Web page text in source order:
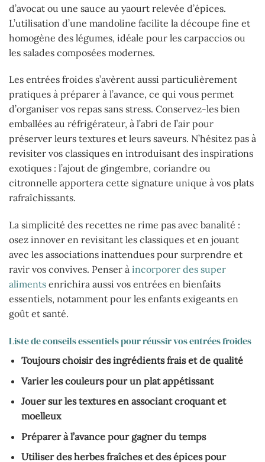
d’avocat ou une sauce au yaourt relevée d’épices.
L’utilisation d’une mandoline facilite la découpe fine et
homogène des légumes, idéale pour les carpaccios ou
les salades composées modernes.
Les entrées froides s’avèrent aussi particulièrement
pratiques à préparer à l’avance, ce qui vous permet
d’organiser vos repas sans stress. Conservez-les bien
emballées au réfrigérateur, à l’abri de l’air pour
préserver leurs textures et leurs saveurs. N’hésitez pas à
revisiter vos classiques en introduisant des inspirations
exotiques : l’ajout de gingembre, coriandre ou
citronnelle apportera cette signature unique à vos plats
rafraîchissants.
La simplicité des recettes ne rime pas avec banalité :
osez innover en revisitant les classiques et en jouant
avec les associations inattendues pour surprendre et
ravir vos convives. Penser à incorporer des super
aliments enrichira aussi vos entrées en bienfaits
essentiels, notamment pour les enfants exigeants en
goût et santé.
Liste de conseils essentiels pour réussir vos entrées froides
Toujours choisir des ingrédients frais et de qualité
Varier les couleurs pour un plat appétissant
Jouer sur les textures en associant croquant et
moelleux
Préparer à l’avance pour gagner du temps
Utiliser des herbes fraîches et des épices pour